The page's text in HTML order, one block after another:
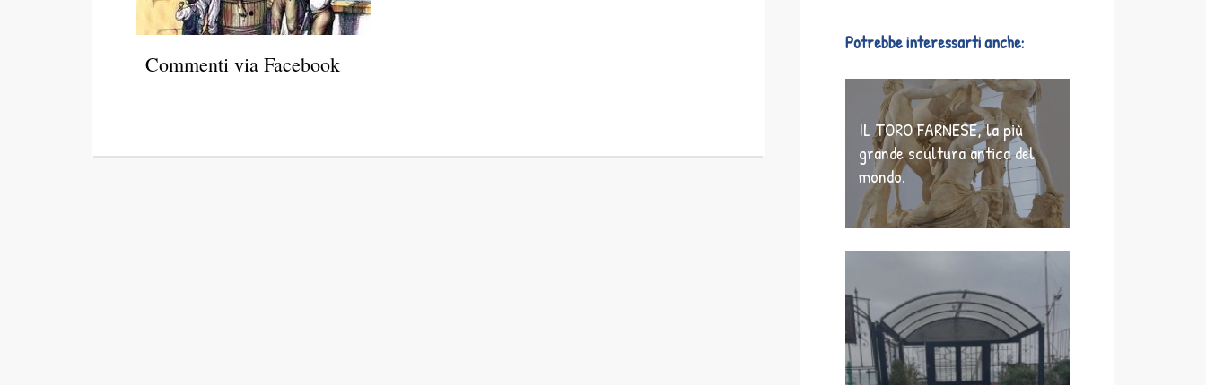
Commenti via Facebook
Potrebbe interessarti anche:
IL TORO FARNESE, la più
grande scultura antica del
mondo.